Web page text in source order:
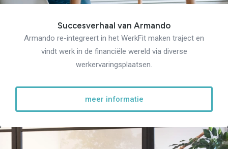
Succesverhaal van Armando
Armando re-integreert in het WerkFit maken traject en
vindt werk in de financiële wereld via diverse
werkervaringsplaatsen.
meer informatie